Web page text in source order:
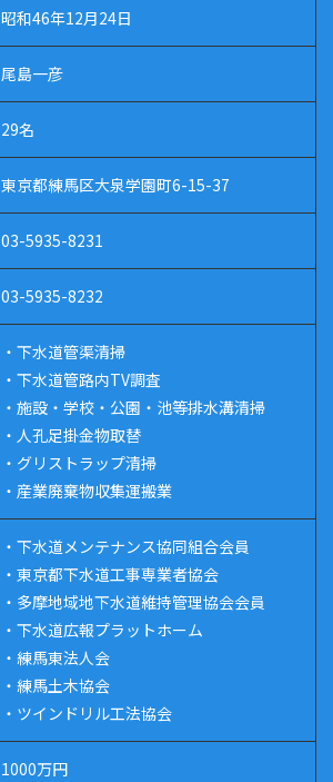
昭和46年12月24日
尾島一彦
29名
東京都練馬区大泉学園町6-15-37
03-5935-8231
03-5935-8232
・下水道管渠清掃
・下水道管路内TV調査
・施設・学校・公園・池等排水溝清掃
・人孔足掛金物取替
・グリストラップ清掃
・産業廃棄物収集運搬業
・下水道メンテナンス協同組合会員
・東京都下水道工事専業者協会
・多摩地域地下水道維持管理協会会員
・下水道広報プラットホーム
・練馬東法人会
・練馬土木協会
・ツインドリル工法協会
1000万円